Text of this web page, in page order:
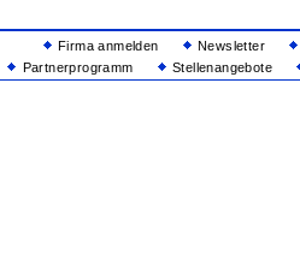
Firma anmelden
Newsletter
Partnerprogramm
Stellenangebote